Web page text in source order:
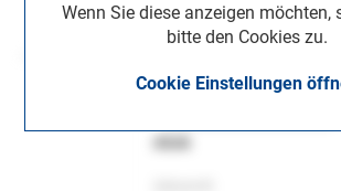
Wenn Sie diese anzeigen möchten,
bitte den Cookies zu.
Cookie Einstellungen